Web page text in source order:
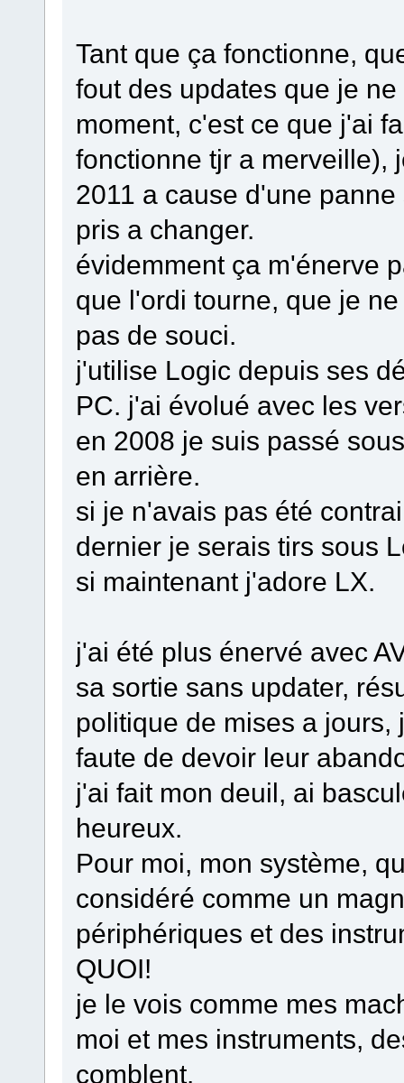
Tant que ça fonctionne,
fout des updates que je
moment, c'est ce que j'ai
fonctionne tjr a merveille),
2011 a cause d'une
pris a changer.
évidemment ça m'énerve
que l'ordi tourne, que je
pas de souci.
j'utilise Logic depuis ses
PC. j'ai évolué avec les
en 2008 je suis passé
en arrière.
si je n'avais pas été
dernier je serais tirs sous
si maintenant j'adore LX.
j'ai été plus énervé avec
sa sortie sans updater,
politique de mises a
faute de devoir leur
j'ai fait mon deuil, ai
heureux.
Pour moi, mon système,
considéré comme un
périphériques et des
QUOI!
je le vois comme mes
moi et mes instruments,
comblent.